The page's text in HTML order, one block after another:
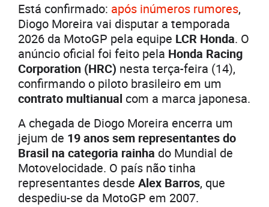
Está confirmado: após inúmeros rumores,
Diogo Moreira vai disputar a temporada
2026 da MotoGP pela equipe LCR Honda. O
anúncio oficial foi feito pela Honda Racing
Corporation (HRC) nesta terça-feira (14),
confirmando o piloto brasileiro em um
contrato multianual com a marca japonesa.
A chegada de Diogo Moreira encerra um
jejum de 19 anos sem representantes do
Brasil na categoria rainha do Mundial de
Motovelocidade. O país não tinha
representantes desde Alex Barros, que
despediu-se da MotoGP em 2007.